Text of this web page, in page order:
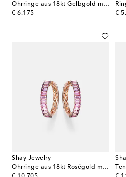
Ohrringe aus 18kt Gelbgold mit Diamanten und Smaragden
€ 6.175
original price
€
Shay Jewelry
Ohrringe aus 18kt Roségold mit Saphiren und Amethyst